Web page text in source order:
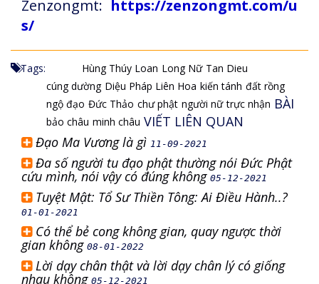
Zenzongmt:
https://zenzongmt.com/u
s/
Tags: Hùng Thúy Loan Long Nữ Tan Dieu
cúng dường Diệu Pháp Liên Hoa kiến tánh đất rồng
ngộ đạo Đức Thảo chư phật người nữ trực nhận
bảo châu minh châu
BÀI
VIẾT LIÊN QUAN
Đạo Ma Vương là gì 11-09-2021
Đa số người tu đạo phật thường nói Đức Phật
cứu mình, nói vậy có đúng không05-12-2021
Tuyệt Mật: Tổ Sư Thiền Tông: Ai Điều Hành..?
01-01-2021
Có thể bẻ cong không gian, quay ngược thời
gian không 08-01-2022
Lời dạy chân thật và lời dạy chân lý có giống
nhau không 05-12-2021